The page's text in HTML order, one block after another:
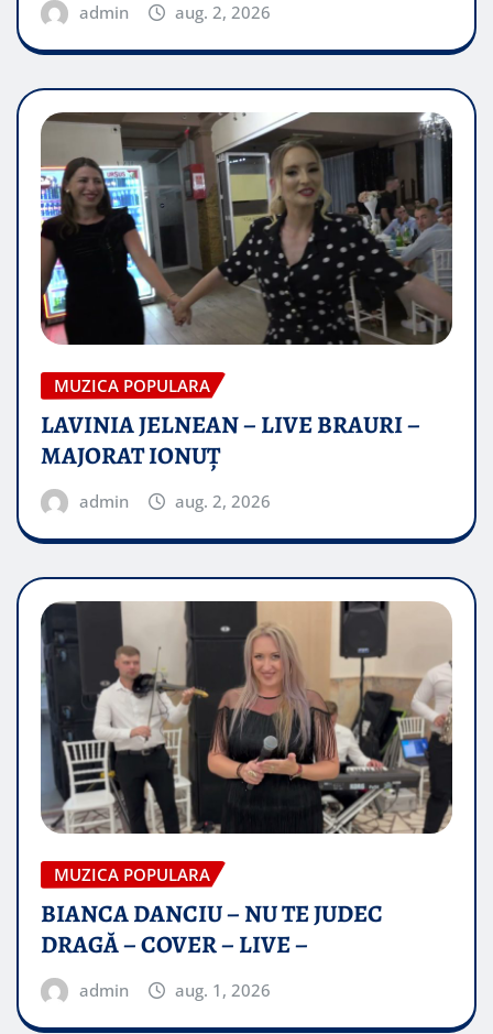
admin aug. 2, 2026
MUZICA POPULARA
LAVINIA JELNEAN – LIVE BRAURI –
MAJORAT IONUŢ
admin aug. 2, 2026
MUZICA POPULARA
BIANCA DANCIU – NU TE JUDEC
DRAGĂ – COVER – LIVE –
admin aug. 1, 2026